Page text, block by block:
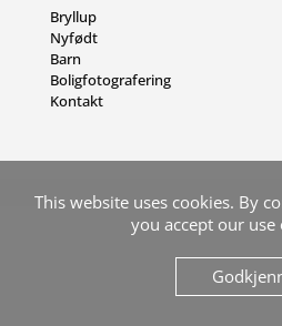
Bryllup
Nyfødt
Barn
Boligfotografering
Kontakt
This website uses cookies. By
you accept our use